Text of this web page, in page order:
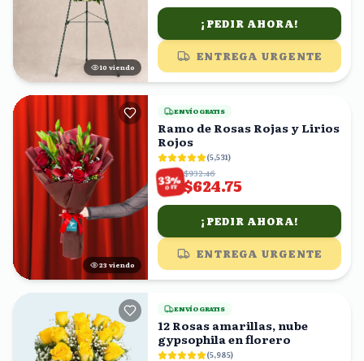
9 viendo
¡PEDIR AHORA!
ENTREGA URGENTE
23 viendo
ENVÍO GRATIS
Ramo de Rosas Rojas y Lirios
Rojos
(5,531)
33%
OFF
$932.46
$624.75
¡PEDIR AHORA!
ENTREGA URGENTE
ENVÍO GRATIS
12 Rosas amarillas, nube
gypsophila en florero
(5,985)